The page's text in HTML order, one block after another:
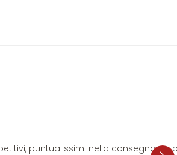
puntualissimi nella consegna. La